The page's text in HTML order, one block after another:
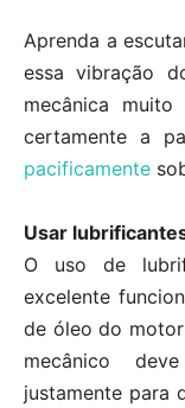
Aprenda a
essa vibração
mecânica
certamente a
pacificamente
Usar
O uso de
excelente
de óleo do
mecânico
justamente para